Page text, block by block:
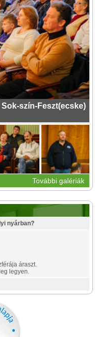
Sok-szín-Feszt(ecske)
További galériák
nyárban?
áraszt.
legyen.